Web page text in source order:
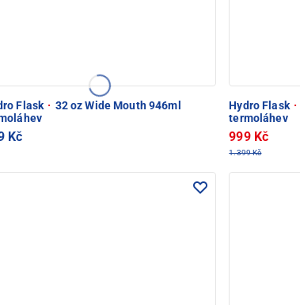
Flask · 32 oz Wide Mouth 946ml
Kč
Hydro Flask ·
termoláhev
999 Kč
1.399 Kč